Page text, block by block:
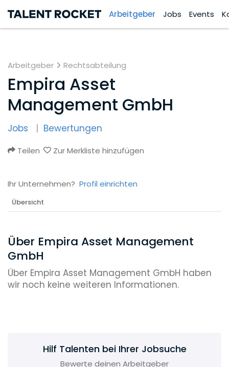
Arbeitgeber Jobs Events
Arbeitgeber Rechtsabteilung
Empira Asset
Management GmbH
Jobs Bewertungen
Teilen Zur Merkliste hinzufügen
Ihr Unternehmen? Profil einrichten
Übersicht
Über Empira Asset Management
GmbH
Über Empira Asset Management GmbH haben
wir noch keine weiteren Informationen.
Hilf Talenten bei Ihrer Jobsuche
Bewerte deinen Arbeitgeber